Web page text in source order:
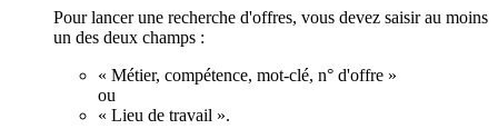
Pour lancer une recherche d'offres, vous devez saisir au moins
un des deux champs :
« Métier, compétence, mot-clé, n° d'offre »
ou
« Lieu de travail ».